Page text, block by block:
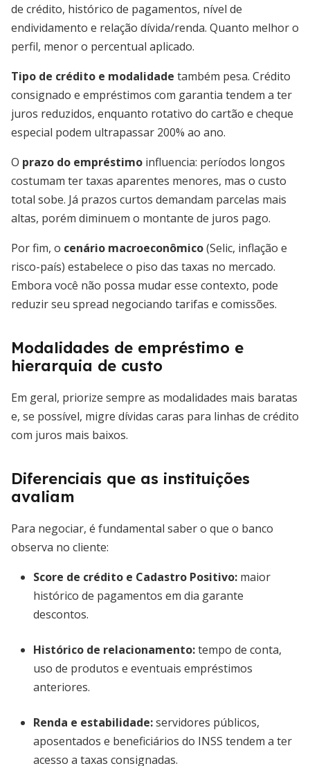
de crédito, histórico de pagamentos, nível de
endividamento e relação dívida/renda. Quanto melhor o
perfil, menor o percentual aplicado.
Tipo de crédito e modalidade também pesa. Crédito
consignado e empréstimos com garantia tendem a ter
juros reduzidos, enquanto rotativo do cartão e cheque
especial podem ultrapassar 200% ao ano.
O prazo do empréstimo influencia: períodos longos
costumam ter taxas aparentes menores, mas o custo
total sobe. Já prazos curtos demandam parcelas mais
altas, porém diminuem o montante de juros pago.
Por fim, o cenário macroeconômico(Selic, inflação e
risco-país) estabelece o piso das taxas no mercado.
Embora você não possa mudar esse contexto, pode
reduzir seu spread negociando tarifas e comissões.
Modalidades de empréstimo e
hierarquia de custo
Em geral, priorize sempre as modalidades mais baratas
e, se possível, migre dívidas caras para linhas de crédito
com juros mais baixos.
Diferenciais que as instituições
avaliam
Para negociar, é fundamental saber o que o banco
observa no cliente:
Score de crédito e Cadastro Positivo: maior
histórico de pagamentos em dia garante
descontos.
Histórico de relacionamento:tempo de conta,
uso de produtos e eventuais empréstimos
anteriores.
Renda e estabilidade:servidores públicos,
aposentados e beneficiários do INSS tendem a ter
acesso a taxas consignadas.